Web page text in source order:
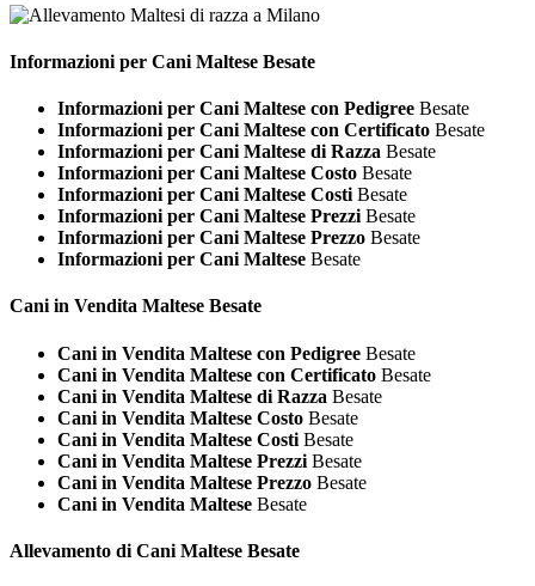
Informazioni per Cani Maltese Besate
Informazioni per Cani Maltese con Pedigree Besate
Informazioni per Cani Maltese con Certificato Besate
Informazioni per Cani Maltese di Razza Besate
Informazioni per Cani Maltese Costo Besate
Informazioni per Cani Maltese Costi Besate
Informazioni per Cani Maltese Prezzi Besate
Informazioni per Cani Maltese Prezzo Besate
Informazioni per Cani Maltese Besate
Cani in Vendita Maltese Besate
Cani in Vendita Maltese con Pedigree Besate
Cani in Vendita Maltese con Certificato Besate
Cani in Vendita Maltese di Razza Besate
Cani in Vendita Maltese Costo Besate
Cani in Vendita Maltese Costi Besate
Cani in Vendita Maltese Prezzi Besate
Cani in Vendita Maltese Prezzo Besate
Cani in Vendita Maltese Besate
Allevamento di Cani Maltese Besate